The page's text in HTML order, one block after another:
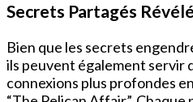
Secrets Partagés
Bien que les secrets
ils peuvent également servir
connexions plus profondes